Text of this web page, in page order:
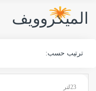
الميكروويف
ترتيب حسب:
23لتر